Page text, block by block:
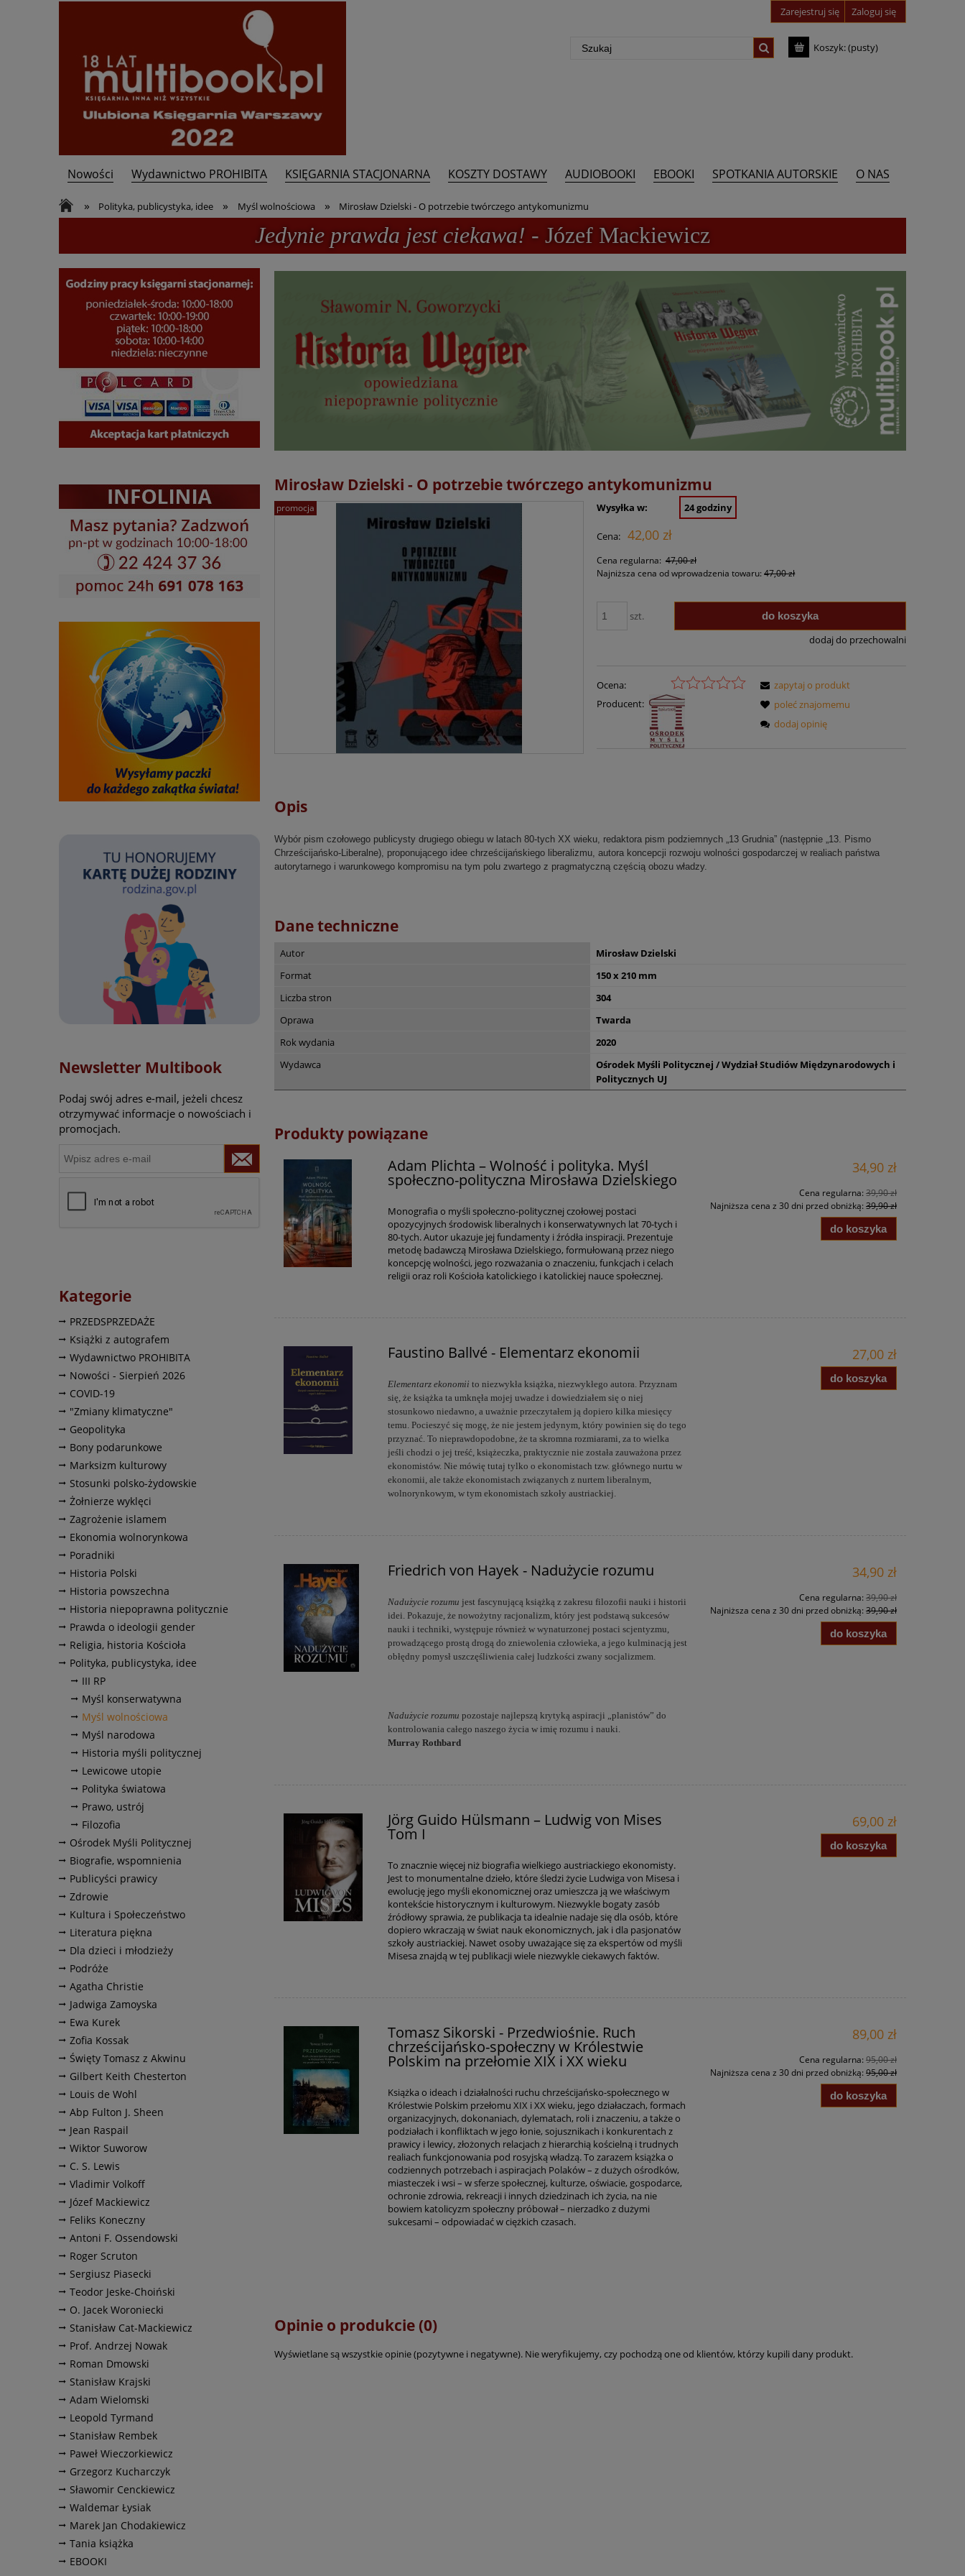
Zarejestruj się Zaloguj się
Koszyk:(pusty)
Nowości Wydawnictwo PROHIBITA KSIĘGARNIA STACJONARNA KOSZTY DOSTAWY AUDIOBOOKI EBOOKI SPOTKANIA AUTORSKIE
O NAS
Kontakt
» Polityka, publicystyka, idee » Myśl wolnościowa » Mirosław Dzielski - O potrzebie twórczego antykomunizmu
Jedynie prawda jest ciekawa! - Józef Mackiewicz
Newsletter Multibook
Podaj swój adres e-mail, jeżeli chcesz
otrzymywać informacje o nowościach i
promocjach.
Kategorie
PRZEDSPRZEDAŻE
Książki z autografem
Wydawnictwo PROHIBITA
Nowości - Sierpień 2026
COVID-19
"Zmiany klimatyczne"
Geopolityka
Bony podarunkowe
Marksizm kulturowy
Stosunki polsko-żydowskie
Żołnierze wyklęci
Zagrożenie islamem
Ekonomia wolnorynkowa
Poradniki
Historia Polski
Historia powszechna
Historia niepoprawna politycznie
Prawda o ideologii gender
Religia, historia Kościoła
Polityka, publicystyka, idee
III RP
Myśl konserwatywna
Myśl wolnościowa
Myśl narodowa
Historia myśli politycznej
Lewicowe utopie
Polityka światowa
Prawo, ustrój
Filozofia
Ośrodek Myśli Politycznej
Biografie, wspomnienia
Publicyści prawicy
Zdrowie
Kultura i Społeczeństwo
Literatura piękna
Dla dzieci i młodzieży
Podróże
Agatha Christie
Jadwiga Zamoyska
Ewa Kurek
Zofia Kossak
Święty Tomasz z Akwinu
Gilbert Keith Chesterton
Louis de Wohl
Abp Fulton J. Sheen
Jean Raspail
Wiktor Suworow
C. S. Lewis
Vladimir Volkoff
Józef Mackiewicz
Feliks Koneczny
Antoni F. Ossendowski
Roger Scruton
Sergiusz Piasecki
Teodor Jeske-Choiński
O. Jacek Woroniecki
Stanisław Cat-Mackiewicz
Prof. Andrzej Nowak
Roman Dmowski
Stanisław Krajski
Adam Wielomski
Leopold Tyrmand
Stanisław Rembek
Paweł Wieczorkiewicz
Grzegorz Kucharczyk
Sławomir Cenckiewicz
Waldemar Łysiak
Marek Jan Chodakiewicz
Tania książka
EBOOKI
Mirosław Dzielski - O potrzebie twórczego antykomunizmu
promocja Wysyłka w: 24 godziny
Cena: 42,00 zł
Cena regularna: 47,00 zł
Najniższa cena od wprowadzenia towaru:47,00 zł
szt. do koszyka
dodaj do przechowalni
Ocena:
Producent:
zapytaj o produkt
poleć znajomemu
dodaj opinię
Opis
Wybór pism czołowego publicysty drugiego obiegu w latach 80-tych XX wieku, redaktora pism podziemnych „13 Grudnia” (następnie „13. Pismo
Chrześcijańsko-Liberalne), proponującego idee chrześcijańskiego liberalizmu, autora koncepcji rozwoju wolności gospodarczej w realiach państwa
autorytarnego i warunkowego kompromisu na tym polu zwartego z pragmatyczną częścią obozu władzy.
Dane techniczne
Autor
Mirosław Dzielski
Format
150 x 210 mm
Liczba stron
304
Oprawa
Twarda
Rok wydania
2020
Wydawca
Ośrodek Myśli Politycznej / Wydział Studiów Międzynarodowych i
Politycznych UJ
Produkty powiązane
Adam Plichta – Wolność i polityka. Myśl
społeczno-polityczna Mirosława Dzielskiego
Monografia o myśli społeczno-politycznej czołowej postaci
opozycyjnych środowisk liberalnych i konserwatywnych lat 70-tych i
80-tych. Autor ukazuje jej fundamenty i źródła inspiracji. Prezentuje
metodę badawczą Mirosława Dzielskiego, formułowaną przez niego
koncepcję wolności, jego rozważania o znaczeniu, funkcjach i celach
religii oraz roli Kościoła katolickiego i katolickiej nauce społecznej.
34,90 zł
Cena regularna: 39,90 zł
Najniższa cena z 30 dni przed obniżką: 39,90 zł
do koszyka
Faustino Ballvé - Elementarz ekonomii
Elementarz ekonomii to niezwykła książka, niezwykłego autora. Przyznam
się, że książka ta umknęła mojej uwadze i dowiedziałem się o niej
stosunkowo niedawno, a uważnie przeczytałem ją dopiero kilka miesięcy
temu. Pocieszyć się mogę, że nie jestem jedynym, który powinien się do tego
przyznać. To nieprawdopodobne, że ta skromna rozmiarami, za to wielka
jeśli chodzi o jej treść, książeczka, praktycznie nie została zauważona przez
ekonomistów. Nie mówię tutaj tylko o ekonomistach tzw. głównego nurtu w
ekonomii, ale także ekonomistach związanych z nurtem liberalnym,
wolnorynkowym, w tym ekonomistach szkoły austriackiej.
27,00 zł
do koszyka
Friedrich von Hayek - Nadużycie rozumu
Nadużycie rozumu jest fascynującą książką z zakresu filozofii nauki i historii
idei. Pokazuje, że nowożytny racjonalizm, który jest podstawą sukcesów
nauki i techniki, występuje również w wynaturzonej postaci scjentyzmu,
prowadzącego prostą drogą do zniewolenia człowieka, a jego kulminacją jest
obłędny pomysł uszczęśliwienia całej ludzkości zwany socjalizmem.
Nadużycie rozumu pozostaje najlepszą krytyką aspiracji „planistów” do
kontrolowania całego naszego życia w imię rozumu i nauki.
Murray Rothbard
34,90 zł
Cena regularna: 39,90 zł
Najniższa cena z 30 dni przed obniżką: 39,90 zł
do koszyka
Jörg Guido Hülsmann – Ludwig von Mises
Tom I
To znacznie więcej niż biografia wielkiego austriackiego ekonomisty.
Jest to monumentalne dzieło, które śledzi życie Ludwiga von Misesa i
ewolucję jego myśli ekonomicznej oraz umieszcza ją we właściwym
kontekście historycznym i kulturowym. Niezwykle bogaty zasób
źródłowy sprawia, że publikacja ta idealnie nadaje się dla osób, które
dopiero wkraczają w świat nauk ekonomicznych, jak i dla pasjonatów
szkoły austriackiej. Nawet osoby uważające się za ekspertów od myśli
Misesa znajdą w tej publikacji wiele niezwykle ciekawych faktów.
69,00 zł
do koszyka
Tomasz Sikorski - Przedwiośnie. Ruch
chrześcijańsko-społeczny w Królestwie
Polskim na przełomie XIX i XX wieku
Książka o ideach i działalności ruchu chrześcijańsko-społecznego w
Królestwie Polskim przełomu XIX i XX wieku, jego działaczach, formach
organizacyjnych, dokonaniach, dylematach, roli i znaczeniu, a także o
podziałach i konfliktach w jego łonie, sojusznikach i konkurentach z
prawicy i lewicy, złożonych relacjach z hierarchią kościelną i trudnych
realiach funkcjonowania pod rosyjską władzą. To zarazem książka o
codziennych potrzebach i aspiracjach Polaków – z dużych ośrodków,
miasteczek i wsi – w sferze społecznej, kulturze, oświacie, gospodarce,
ochronie zdrowia, rekreacji i innych dziedzinach ich życia, na nie
bowiem katolicyzm społeczny próbował – nierzadko z dużymi
sukcesami – odpowiadać w ciężkich czasach.
89,00 zł
Cena regularna: 95,00 zł
Najniższa cena z 30 dni przed obniżką: 95,00 zł
do koszyka
Opinie o produkcie (0)
Wyświetlane są wszystkie opinie (pozytywne i negatywne). Nie weryfikujemy, czy pochodzą one od klientów, którzy kupili dany produkt.